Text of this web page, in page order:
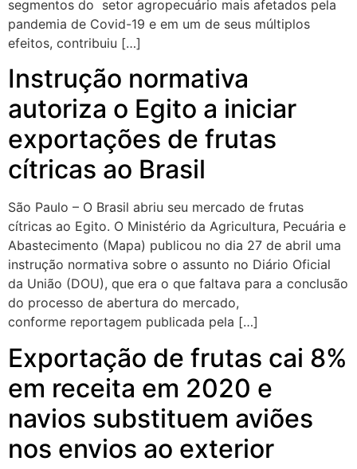
segmentos do setor agropecuário mais afetados pela
pandemia de Covid-19 e em um de seus múltiplos
efeitos, contribuiu […]
Instrução normativa
autoriza o Egito a iniciar
exportações de frutas
cítricas ao Brasil
São Paulo – O Brasil abriu seu mercado de frutas
cítricas ao Egito. O Ministério da Agricultura, Pecuária e
Abastecimento (Mapa) publicou no dia 27 de abril uma
instrução normativa sobre o assunto no Diário Oficial
da União (DOU), que era o que faltava para a conclusão
do processo de abertura do mercado,
conforme reportagem publicada pela […]
Exportação de frutas cai 8%
em receita em 2020 e
navios substituem aviões
nos envios ao exterior